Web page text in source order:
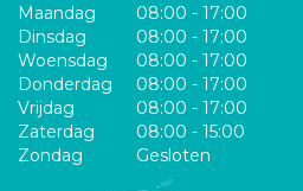
Maandag
08:00 - 17:00
Dinsdag
08:00 - 17:00
Woensdag
08:00 - 17:00
Donderdag
08:00 - 17:00
Vrijdag
08:00 - 17:00
Zaterdag
08:00 - 15:00
Zondag
Gesloten